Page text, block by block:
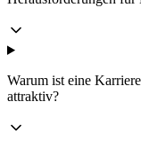
Warum ist eine
attraktiv?